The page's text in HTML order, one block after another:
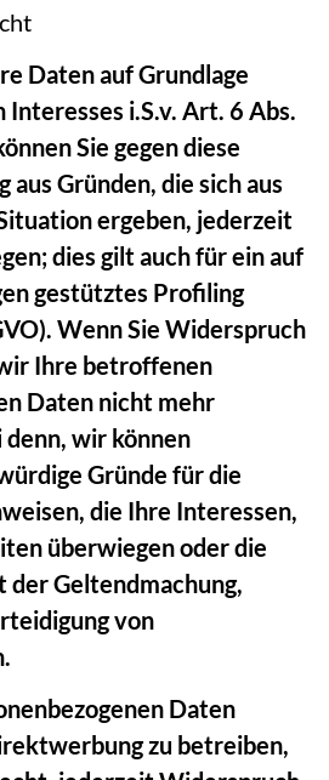
Daten auf Grundlage
i.S.v. Art. 6 Abs.
Sie gegen diese
Gründen, die sich aus
ergeben, jederzeit
dies gilt auch für ein auf
gestütztes Profiling
Wenn Sie Widerspruch
Ihre betroffenen
Daten nicht mehr
wir können
Gründe für die
die Ihre Interessen,
überwiegen oder die
Geltendmachung,
von
Daten
zu betreiben,